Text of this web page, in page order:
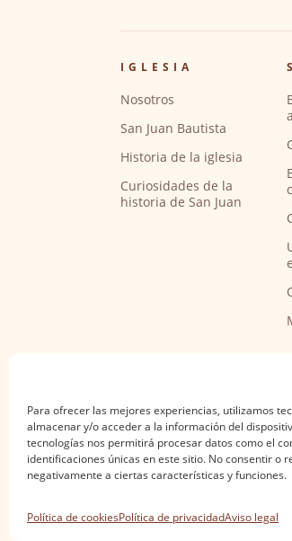
Para ofrecer las mejores experiencias, utilizamos
almacenar y/o acceder a la información del
tecnologías nos permitirá procesar datos como el
identificaciones únicas en este sitio. No consentir o
negativamente a ciertas características y funciones.
Política de cookiesPolítica de privacidadAviso legal
IGLESIA
Nosotros
San Juan Bautista
Historia de la iglesia
Curiosidades de la
historia de San Juan
Aviso legal· Política de